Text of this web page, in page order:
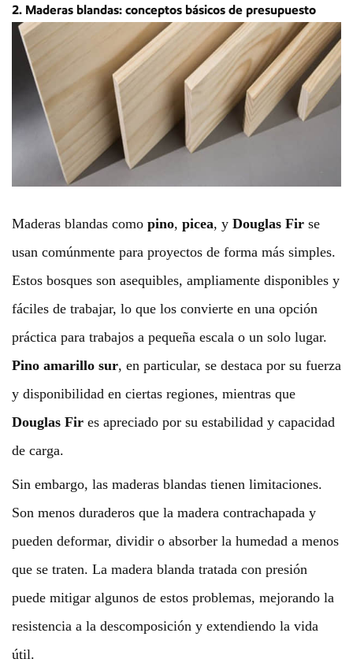
2. Maderas blandas: conceptos básicos de presupuesto
Maderas blandas como pino, picea, y Douglas Fir se
usan comúnmente para proyectos de forma más simples.
Estos bosques son asequibles, ampliamente disponibles y
fáciles de trabajar, lo que los convierte en una opción
práctica para trabajos a pequeña escala o un solo lugar.
Pino amarillo sur, en particular, se destaca por su fuerza
y disponibilidad en ciertas regiones, mientras que
Douglas Fir es apreciado por su estabilidad y capacidad
de carga.
Sin embargo, las maderas blandas tienen limitaciones.
Son menos duraderos que la madera contrachapada y
pueden deformar, dividir o absorber la humedad a menos
que se traten. La madera blanda tratada con presión
puede mitigar algunos de estos problemas, mejorando la
resistencia a la descomposición y extendiendo la vida
útil.